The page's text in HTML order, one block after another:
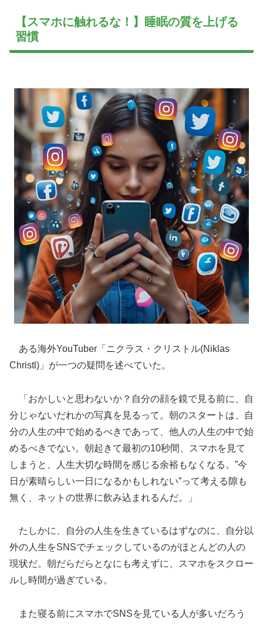
【スマホに触れるな！】睡眠の質を上げる
習慣
ある海外YouTuber「ニクラス・クリストル(Niklas
Christl)」が一つの疑問を述べていた。
「おかしいと思わないか？自分の顔を鏡で見る前に、自
分じゃないだれかの写真を見るって。朝のスタートは、自
分の人生の中で始めるべきであって、他人の人生の中で始
めるべきでない。朝起きて最初の10秒間、スマホを見て
しまうと、人生大切な時間を感じる余裕もなくなる。”今
日が素晴らしい一日になるかもしれない”って考える隙も
無く、ネットの世界に飲み込まれるんだ。」
たしかに、自分の人生を生きているはずなのに、自分以
外の人生をSNSでチェックしているのがほとんどの人の
現状だ。朝だらだらとなにも考えずに、スマホをスクロー
ルし時間が過ぎている。
また寝る前にスマホでSNSを見ている人が多いだろう